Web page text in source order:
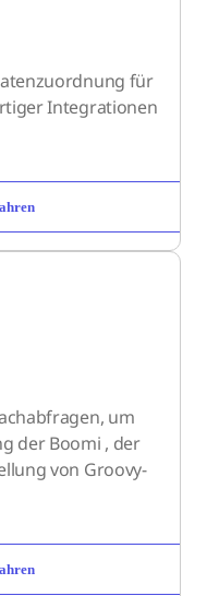
für
Integrationen
um
der Boomi , der
von Groovy-